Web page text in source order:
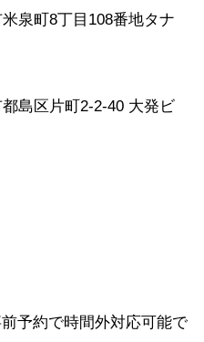
泉町8丁目108番地タナ
島区片町2-2-40 大発ビ
予約で時間外対応可能で